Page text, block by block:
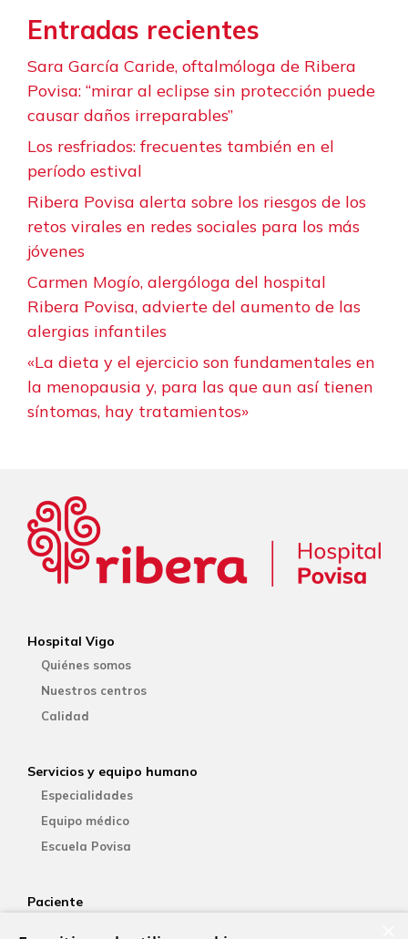
Entradas recientes
Sara García Caride, oftalmóloga de Ribera
Povisa: “mirar al eclipse sin protección puede
causar daños irreparables”
Los resfriados: frecuentes también en el
período estival
Ribera Povisa alerta sobre los riesgos de los
retos virales en redes sociales para los más
jóvenes
Carmen Mogío, alergóloga del hospital
Ribera Povisa, advierte del aumento de las
alergias infantiles
«La dieta y el ejercicio son fundamentales en
la menopausia y, para las que aun así tienen
síntomas, hay tratamientos»
Hospital Vigo
Quiénes somos
Nuestros centros
Calidad
Servicios y equipo humano
Especialidades
Equipo médico
Escuela Povisa
Paciente